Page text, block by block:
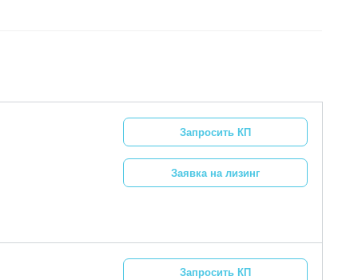
Запросить КП
Заявка на лизинг
Запросить КП